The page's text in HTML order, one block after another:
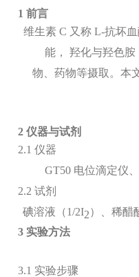
1 前言
维生素C 又称L-抗坏
能，羟化与羟色
物、药物等摄取。本
2 仪器与试剂
2.1 仪器
GT50 电位滴定仪
2.2 试剂
碘溶液 （1/2I2） 、稀
3 实验方法
3.1 实验步骤